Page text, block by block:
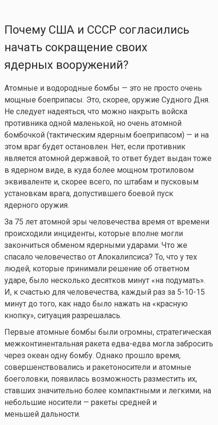
Почему США и СССР согласились
начать сокращение своих
ядерных вооружений?
Атомные и водородные бомбы — это не просто очень
мощные боеприпасы. Это, скорее, оружие Судного Дня.
Не следует надеяться, что можно накрыть войска
противника одной маленькой, но очень атомной
бомбочкой (тактическим ядерным боеприпасом) — и на
этом враг будет остановлен. Нет, если противник
является атомной державой, то ответ будет выдан тоже
в ядерном виде, в куда более мощном тротиловом
эквиваленте и, скорее всего, по штабам и пусковым
установкам врага, допустившего боевой пуск
ядерного оружия.
За 75 лет атомной эры человечества время от времени
происходили инциденты, которые вполне могли
закончиться обменом ядерными ударами. Что же
спасало человечество от Апокалипсиса? То, что у тех
людей, которые принимали решение об ответном
ударе, было несколько десятков минут «на подумать».
И, к счастью для человечества, каждый раз за 5-10-15
минут до того, как надо было нажать на «красную
кнопку», ситуация разрешалась.
Первые атомные бомбы были огромны, стратегическая
межконтинентальная ракета едва-едва могла забросить
через океан одну бомбу. Однако прошло время,
совершенствовались и ракетоносители и атомные
боеголовки, появилась возможность разместить их,
ставших значительно более компактными и легкими, на
небольшие носители — ракеты средней и
меньшей дальности.